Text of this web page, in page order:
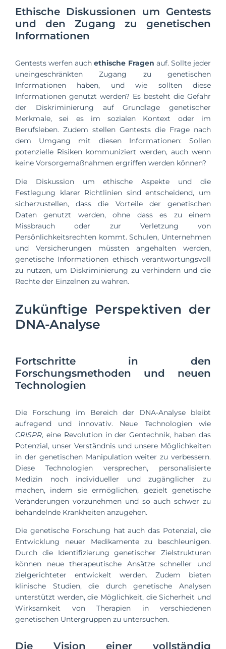
Ethische Diskussionen um Gentests
und den Zugang zu genetischen
Informationen
Gentests werfen auchethische Fragen auf. Sollte jeder
uneingeschränkten Zugang zu genetischen
Informationen haben, und wie sollten diese
Informationen genutzt werden? Es besteht die Gefahr
der Diskriminierung auf Grundlage genetischer
Merkmale, sei es im sozialen Kontext oder im
Berufsleben. Zudem stellen Gentests die Frage nach
dem Umgang mit diesen Informationen: Sollen
potenzielle Risiken kommuniziert werden, auch wenn
keine Vorsorgemaßnahmen ergriffen werden können?
Die Diskussion um ethische Aspekte und die
Festlegung klarer Richtlinien sind entscheidend, um
sicherzustellen, dass die Vorteile der genetischen
Daten genutzt werden, ohne dass es zu einem
Missbrauch oder zur Verletzung von
Persönlichkeitsrechten kommt. Schulen, Unternehmen
und Versicherungen müssten angehalten werden,
genetische Informationen ethisch verantwortungsvoll
zu nutzen, um Diskriminierung zu verhindern und die
Rechte der Einzelnen zu wahren.
Zukünftige Perspektiven der
DNA-Analyse
Fortschritte in den
Forschungsmethoden und neuen
Technologien
Die Forschung im Bereich der DNA-Analyse bleibt
aufregend und innovativ. Neue Technologien wie
CRISPR, eine Revolution in der Gentechnik, haben das
Potenzial, unser Verständnis und unsere Möglichkeiten
in der genetischen Manipulation weiter zu verbessern.
Diese Technologien versprechen, personalisierte
Medizin noch individueller und zugänglicher zu
machen, indem sie ermöglichen, gezielt genetische
Veränderungen vorzunehmen und so auch schwer zu
behandelnde Krankheiten anzugehen.
Die genetische Forschung hat auch das Potenzial, die
Entwicklung neuer Medikamente zu beschleunigen.
Durch die Identifizierung genetischer Zielstrukturen
können neue therapeutische Ansätze schneller und
zielgerichteter entwickelt werden. Zudem bieten
klinische Studien, die durch genetische Analysen
unterstützt werden, die Möglichkeit, die Sicherheit und
Wirksamkeit von Therapien in verschiedenen
genetischen Untergruppen zu untersuchen.
Die Vision einer vollständig